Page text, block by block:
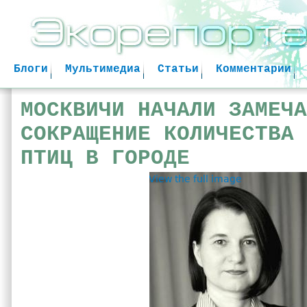
Комментарии
Статьи
Мультимедиа
Блоги
МОСКВИЧИ НАЧАЛИ
СОКРАЩЕНИЕ КОЛИЧЕСТВА
ПТИЦ В ГОРОДЕ
View the full image